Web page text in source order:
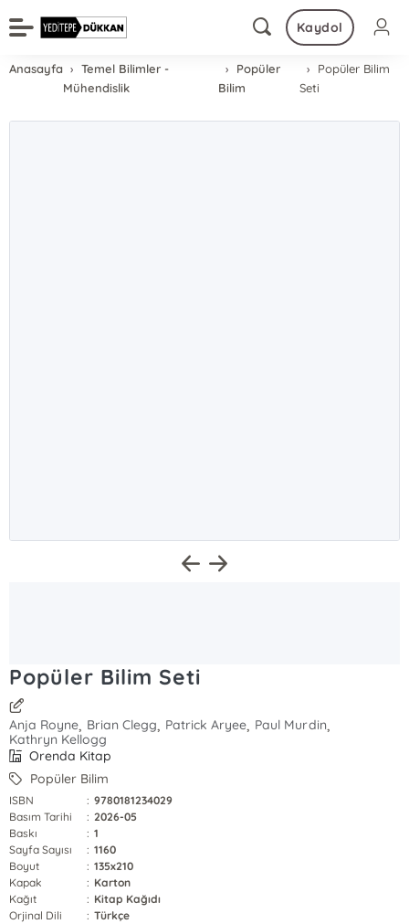
Kaydol
Anasayfa
Temel Bilimler -
Mühendislik
Popüler
Bilim
Popüler Bilim
Seti
Popüler Bilim Seti
Anja Royne, Brian Clegg, Patrick Aryee, Paul Murdin,
Kathryn Kellogg
Orenda Kitap
Popüler Bilim
ISBN : 9780181234029
Basım Tarihi
: 2026-05
Baskı
: 1
Sayfa Sayısı
: 1160
Boyut
: 135x210
Kapak
: Karton
Kağıt
: Kitap Kağıdı
Orjinal Dili
: Türkçe